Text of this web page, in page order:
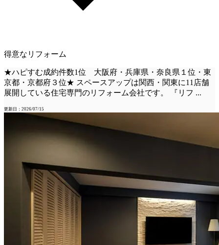
得意なリフォーム
★ハピすむ成約件数1位 大阪府・兵庫県・奈良県１位・東
京都・京都府３位★ スペースアップは関西・関東に11店舗
展開している住宅専門のリフォーム会社です。 『リフ ...
更新日：2026/07/15